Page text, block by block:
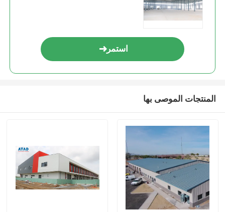
استمر
المنتجات الموصى بها